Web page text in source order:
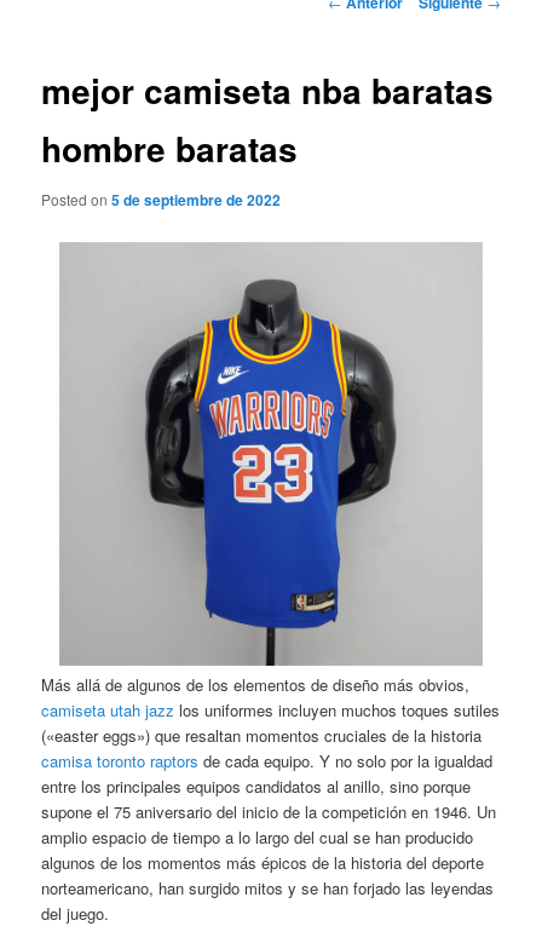
mejor camiseta nba baratas
hombre baratas
Posted on5 de septiembre de 2022
Más allá de algunos de los elementos de diseño más obvios,
camiseta utah jazz los uniformes incluyen muchos toques sutiles
(«easter eggs») que resaltan momentos cruciales de la historia
camisa toronto raptors de cada equipo. Y no solo por la igualdad
entre los principales equipos candidatos al anillo, sino porque
supone el 75 aniversario del inicio de la competición en 1946. Un
amplio espacio de tiempo a lo largo del cual se han producido
algunos de los momentos más épicos de la historia del deporte
norteamericano, han surgido mitos y se han forjado las leyendas
del juego.